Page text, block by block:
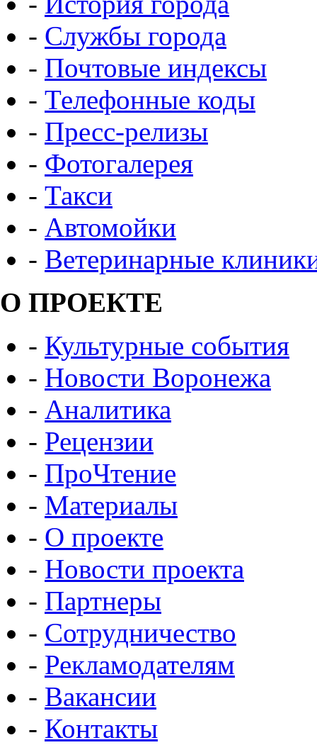
- Службы города
- Почтовые индексы
- Телефонные коды
- Пресс-релизы
- Фотогалерея
- Такси
- Автомойки
- Ветеринарные
О ПРОЕКТЕ
- Культурные события
- Новости Воронежа
- Аналитика
- Рецензии
- ПроЧтение
- Материалы
- О проекте
- Новости проекта
- Партнеры
- Сотрудничество
- Рекламодателям
- Вакансии
- Контакты